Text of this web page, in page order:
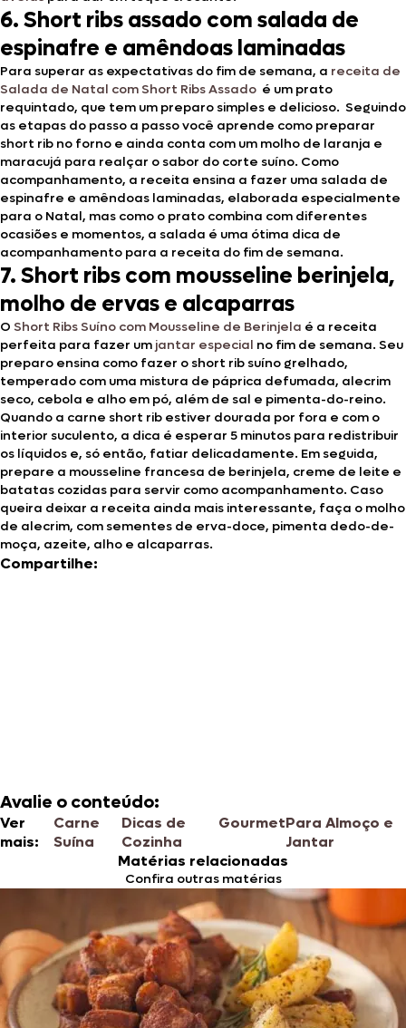
6. Short ribs assado com salada de
espinafre e amêndoas laminadas
Para superar as expectativas do fim de semana, a receita de
Salada de Natal com Short Ribs Assado é um prato
requintado, que tem um preparo simples e delicioso. Seguindo
as etapas do passo a passo você aprende como preparar
short rib no forno e ainda conta com um molho de laranja e
maracujá para realçar o sabor do corte suíno. Como
acompanhamento, a receita ensina a fazer uma salada de
espinafre e amêndoas laminadas, elaborada especialmente
para o Natal, mas como o prato combina com diferentes
ocasiões e momentos, a salada é uma ótima dica de
acompanhamento para a receita do fim de semana.
7. Short ribs com mousseline berinjela,
molho de ervas e alcaparras
O Short Ribs Suíno com Mousseline de Berinjela é a receita
perfeita para fazer um jantar especial no fim de semana. Seu
preparo ensina como fazer o short rib suíno grelhado,
temperado com uma mistura de páprica defumada, alecrim
seco, cebola e alho em pó, além de sal e pimenta-do-reino.
Quando a carne short rib estiver dourada por fora e com o
interior suculento, a dica é esperar 5 minutos para redistribuir
os líquidos e, só então, fatiar delicadamente. Em seguida,
prepare a mousseline francesa de berinjela, creme de leite e
batatas cozidas para servir como acompanhamento. Caso
queira deixar a receita ainda mais interessante, faça o molho
de alecrim, com sementes de erva-doce, pimenta dedo-de-
moça, azeite, alho e alcaparras.
Compartilhe:
Avalie o conteúdo:
Ver
mais:
Carne
Suína
Dicas de
Cozinha
GourmetPara Almoço e
Jantar
Matérias relacionadas
Confira outras matérias